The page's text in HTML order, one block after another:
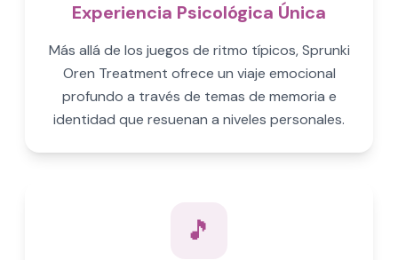
Experiencia Psicológica Única
Más allá de los juegos de ritmo típicos, Sprunki
Oren Treatment ofrece un viaje emocional
profundo a través de temas de memoria e
identidad que resuenan a niveles personales.
🎵